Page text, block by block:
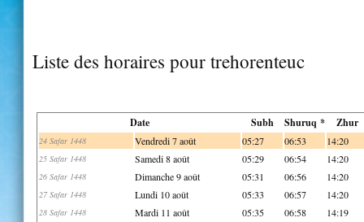
Liste des horaires pour trehorenteuc
Date Subh Shuruq * Zhur
24 Safar 1448 Vendredi 7 août 05:27 06:53 14:20
25 Safar 1448 Samedi 8 août 05:29 06:54 14:20
26 Safar 1448 Dimanche 9 août 05:31 06:56 14:20
27 Safar 1448 Lundi 10 août 05:33 06:57 14:20
28 Safar 1448 Mardi 11 août 05:35 06:58 14:19